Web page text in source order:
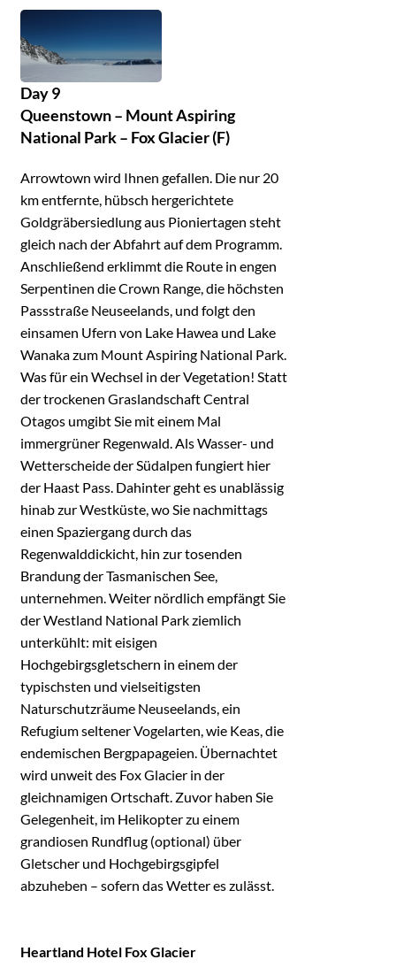
Day 9
Queenstown – Mount Aspiring
National Park – Fox Glacier (F)
Arrowtown wird Ihnen gefallen. Die nur 20
km entfernte, hübsch hergerichtete
Goldgräbersiedlung aus Pioniertagen steht
gleich nach der Abfahrt auf dem Programm.
Anschließend erklimmt die Route in engen
Serpentinen die Crown Range, die höchsten
Passstraße Neuseelands, und folgt den
einsamen Ufern von Lake Hawea und Lake
Wanaka zum Mount Aspiring National Park.
Was für ein Wechsel in der Vegetation! Statt
der trockenen Graslandschaft Central
Otagos umgibt Sie mit einem Mal
immergrüner Regenwald. Als Wasser- und
Wetterscheide der Südalpen fungiert hier
der Haast Pass. Dahinter geht es unablässig
hinab zur Westküste, wo Sie nachmittags
einen Spaziergang durch das
Regenwalddickicht, hin zur tosenden
Brandung der Tasmanischen See,
unternehmen. Weiter nördlich empfängt Sie
der Westland National Park ziemlich
unterkühlt: mit eisigen
Hochgebirgsgletschern in einem der
typischsten und vielseitigsten
Naturschutzräume Neuseelands, ein
Refugium seltener Vogelarten, wie Keas, die
endemischen Bergpapageien. Übernachtet
wird unweit des Fox Glacier in der
gleichnamigen Ortschaft. Zuvor haben Sie
Gelegenheit, im Helikopter zu einem
grandiosen Rundflug (optional) über
Gletscher und Hochgebirgsgipfel
abzuheben – sofern das Wetter es zulässt.
Heartland Hotel Fox Glacier